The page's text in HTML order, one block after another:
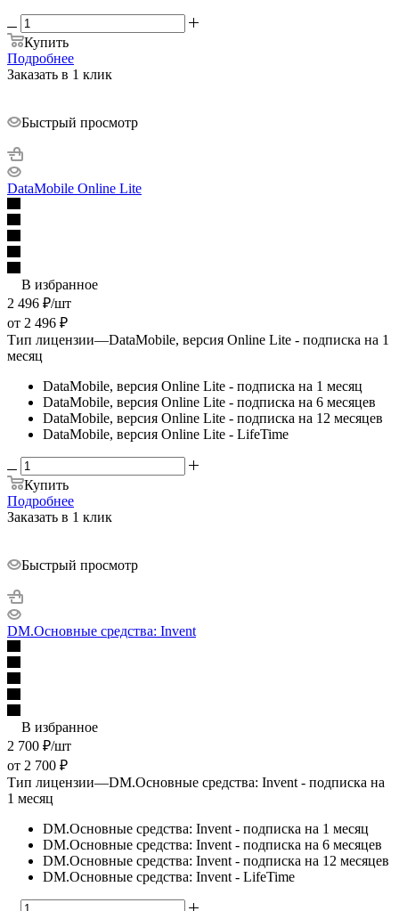
Купить
Подробнее
Заказать в 1 клик
Быстрый просмотр
DataMobile Online Lite
В избранное
2 496 ₽/шт
от 2 496 ₽
Тип лицензии—DataMobile, версия Online Lite - подписка на 1
месяц
DataMobile, версия Online Lite - подписка на 1 месяц
DataMobile, версия Online Lite - подписка на 6 месяцев
DataMobile, версия Online Lite - подписка на 12 месяцев
DataMobile, версия Online Lite - LifeTime
Купить
Подробнее
Заказать в 1 клик
Быстрый просмотр
DM.Основные средства: Invent
В избранное
2 700 ₽/шт
от 2 700 ₽
Тип лицензии—DM.Основные средства: Invent - подписка на
1 месяц
DM.Основные средства: Invent - подписка на 1 месяц
DM.Основные средства: Invent - подписка на 6 месяцев
DM.Основные средства: Invent - подписка на 12 месяцев
DM.Основные средства: Invent - LifeTime